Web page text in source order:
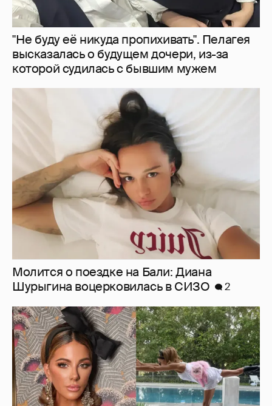
"Не буду её никуда пропихивать". Пелагея
высказалась о будущем дочери, из-за
которой судилась с бывшим мужем
Молится о поездке на Бали: Диана
Шурыгина воцерковилась в СИЗО
2